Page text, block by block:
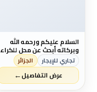
السلام عليكم ورحمه الله
وبركاته أبحث عن محل للكراء
في اي الجزائر للعاصمة
ويكون السعر لايفوق
30000.00 0658131370
تجاري للإيجار الجزائر
عرض التفاصيل←